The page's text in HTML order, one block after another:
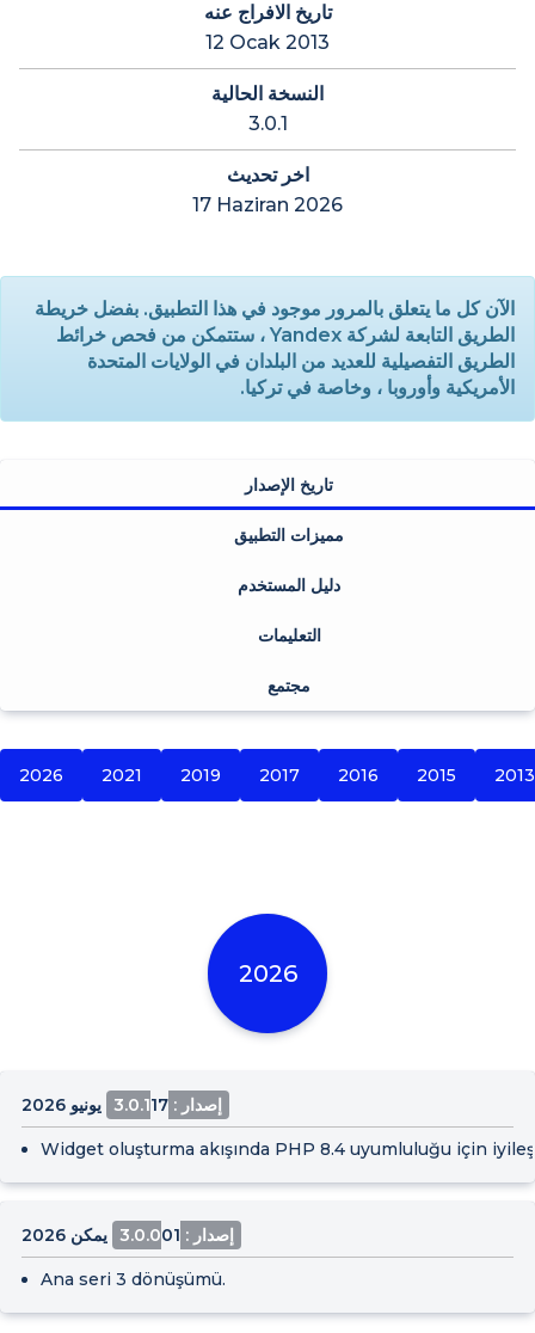
تاريخ الافراج عنه
12 Ocak 2013
النسخة الحالية
3.0.1
اخر تحديث
17 Haziran 2026
الآن كل ما يتعلق بالمرور موجود في هذا التطبيق. بفضل خريطة
الطريق التابعة لشركة Yandex ، ستتمكن من فحص خرائط
الطريق التفصيلية للعديد من البلدان في الولايات المتحدة
الأمريكية وأوروبا ، وخاصة في تركيا.
تاريخ الإصدار
مميزات التطبيق
دليل المستخدم
التعليمات
مجتمع
2026 2021 2019 2017 2016 2015 2013
2026
إصدار : 3.0.1 17 يونيو 2026
Widget oluşturma akışında PHP 8.4 uyumluluğu için
إصدار : 3.0.0 01 يمكن 2026
Ana seri 3 dönüşümü.